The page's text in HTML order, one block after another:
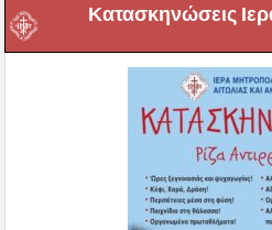
Κατασκηνώσεις